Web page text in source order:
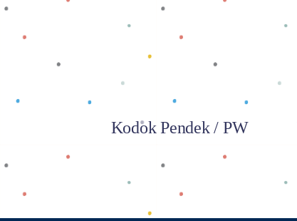
Baca selengkapnya
Kodok Pendek / PW